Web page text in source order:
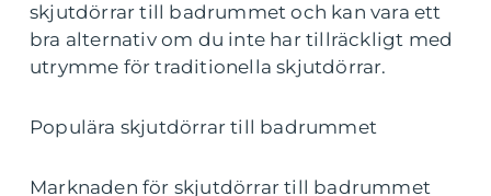
skjutdörrar till badrummet och kan vara ett
bra alternativ om du inte har tillräckligt med
utrymme för traditionella skjutdörrar.
Populära skjutdörrar till badrummet
Marknaden för skjutdörrar till badrummet